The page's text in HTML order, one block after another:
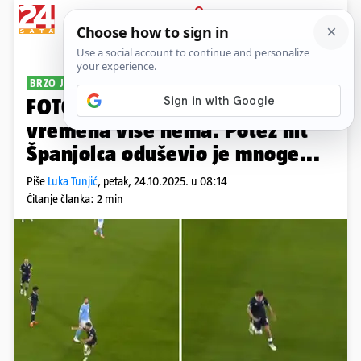
PRIJAVA
Sport Komentari
BRZO JE RAZMIŠLJAO
FOTO Dinamovac se izležavao, a
vremena više nema. Potez hit
Španjolca oduševio je mnoge...
Piše Luka Tunjić, petak, 24.10.2025. u 08:14
Čitanje članka: 2 min